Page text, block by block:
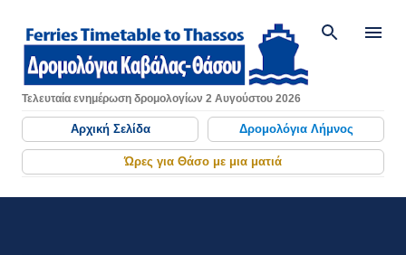
Μετάβαση στο κύριο περιεχόμενο
Τελευταία ενημέρωση δρομολογίων 2 Αυγούστου 2026
Αρχική Σελίδα Δρομολόγια Λήμνος
Ώρες για Θάσο με μια ματιά